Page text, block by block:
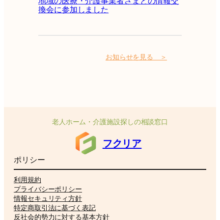
換会に参加しました
お知らせを見る ＞
老人ホーム・介護施設探しの相談窓口
フクリア
ポリシー
利用規約
プライバシーポリシー
情報セキュリティ方針
特定商取引法に基づく表記
反社会的勢力に対する基本方針